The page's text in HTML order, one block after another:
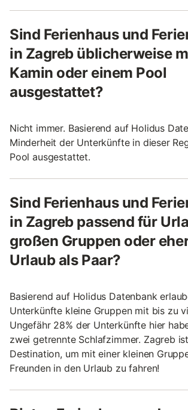
Sind Ferienhaus und
in Zagreb üblicherweise
Kamin oder einem Pool
ausgestattet?
Nicht immer. Basierend auf Holidus
Minderheit der Unterkünfte in dieser
Pool ausgestattet.
Sind Ferienhaus und
in Zagreb passend für
großen Gruppen oder
Urlaub als Paar?
Basierend auf Holidus Datenbank
Unterkünfte kleine Gruppen mit bis zu
Ungefähr 28% der Unterkünfte hier
zwei getrennte Schlafzimmer. Zagreb
Destination, um mit einer kleinen
Freunden in den Urlaub zu fahren!